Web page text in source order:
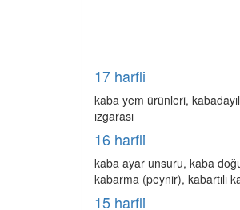
17 harfli
kaba yem ürünleri,
ızgarası
16 harfli
kaba ayar unsuru, kaba
kabarma (peynir), kabartılı
15 harfli